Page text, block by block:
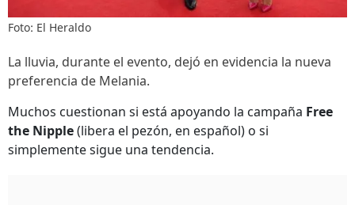
Foto: El Heraldo
La lluvia, durante el evento, dejó en evidencia la nueva
preferencia de Melania.
Muchos cuestionan si está apoyando la campaña Free
the Nipple(libera el pezón, en español) o si
simplemente sigue una tendencia.